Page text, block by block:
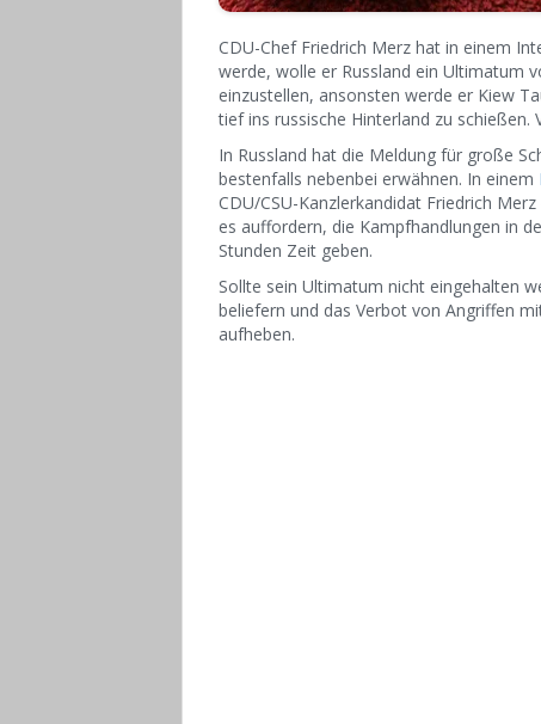
CDU-Chef Friedrich Merz hat in einem
werde, wolle er Russland ein Ultimatum
einzustellen, ansonsten werde er Kiew
tief ins russische Hinterland zu schießen.
In Russland hat die Meldung für große
bestenfalls nebenbei erwähnen. In einem
CDU/CSU-Kanzlerkandidat Friedrich
es auffordern, die Kampfhandlungen in
Stunden Zeit geben.
Sollte sein Ultimatum nicht eingehalten
beliefern und das Verbot von Angriffen
aufheben.